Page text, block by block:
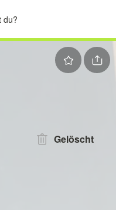
Gelöscht